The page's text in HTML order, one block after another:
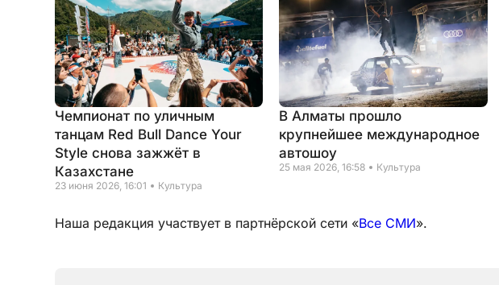
Чемпионат по уличным
танцам Red Bull Dance Your
Style снова зажжёт в
Казахстане
23 июня 2026, 16:01 Культура
В Алматы прошло
крупнейшее международное
автошоу
25 мая 2026, 16:58 Культура
Наша редакция участвует в партнёрской сети «Все СМИ».